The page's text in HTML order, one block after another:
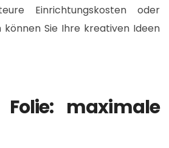
Einrichtungskosten oder
können Sie Ihre kreativen Ideen
Folie: maximale